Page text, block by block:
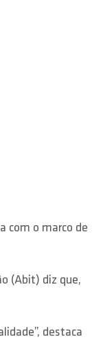
com o marco de
(Abit) diz que,
destaca